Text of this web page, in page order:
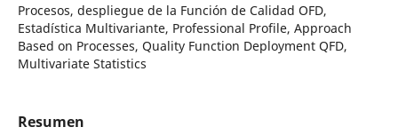
Procesos, despliegue de la Función de Calidad OFD,
Estadística Multivariante, Professional Profile, Approach
Based on Processes, Quality Function Deployment QFD,
Multivariate Statistics
Resumen